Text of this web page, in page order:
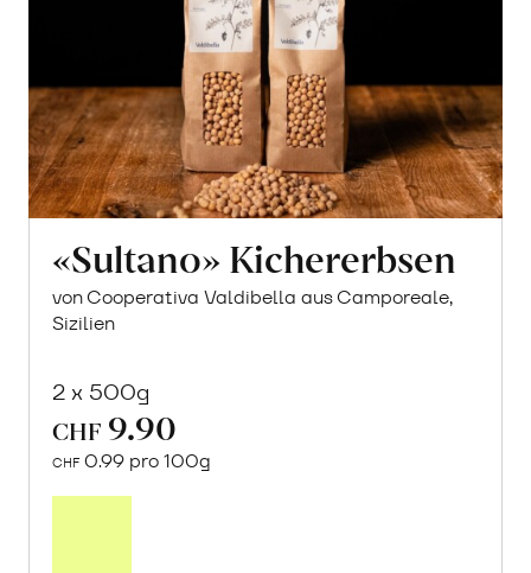
«Sultano» Kichererbsen
von Cooperativa Valdibella aus Camporeale,
Sizilien
2 x 500g
CHF 9.90
CHF 0.99 pro 100g